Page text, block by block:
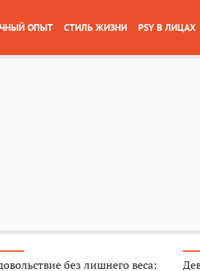
ОПЫТ СТИЛЬ ЖИЗНИ PSY В ЛИЦАХ
без лишнего веса: